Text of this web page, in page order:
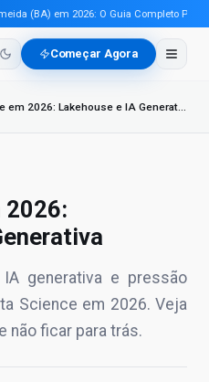
(BA) em 2026: O Guia Completo Para
Começar Agora
Data Science em 2026: Lakehouse e IA Generativa
2026:
generativa e pressão
Science em 2026. Veja
não ficar para trás.